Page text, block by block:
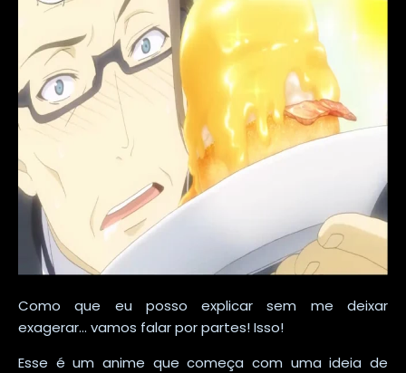
Como que eu posso explicar sem me deixar
exagerar... vamos falar por partes! Isso!
Esse é um anime que começa com uma ideia de